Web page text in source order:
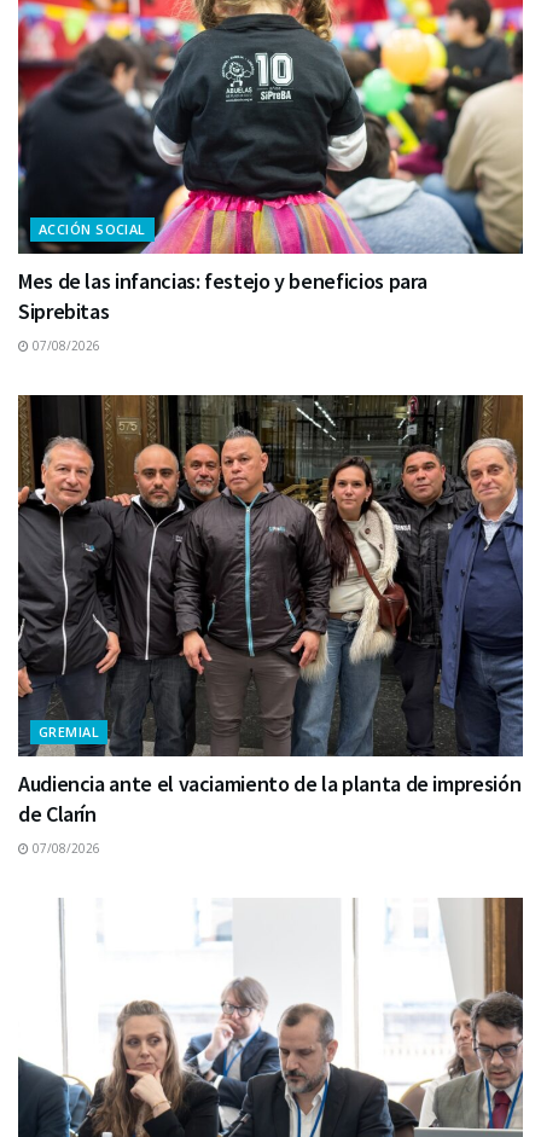
ACCIÓN SOCIAL
Mes de las infancias: festejo y beneficios para
Siprebitas
07/08/2026
GREMIAL
Audiencia ante el vaciamiento de la planta de impresión
de Clarín
07/08/2026